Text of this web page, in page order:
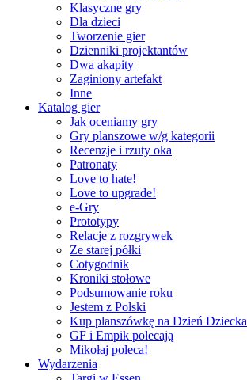
Klasyczne gry
Dla dzieci
Tworzenie gier
Dzienniki projektantów
Dwa akapity
Zaginiony artefakt
Inne
Katalog gier
Jak oceniamy gry
Gry planszowe w/g kategorii
Recenzje i rzuty oka
Patronaty
Love to hate!
Love to upgrade!
e-Gry
Prototypy
Relacje z rozgrywek
Ze starej półki
Cotygodnik
Kroniki stołowe
Podsumowanie roku
Jestem z Polski
Kup planszówkę na Dzień Dziecka
GF i Empik polecają
Mikołaj poleca!
Wydarzenia